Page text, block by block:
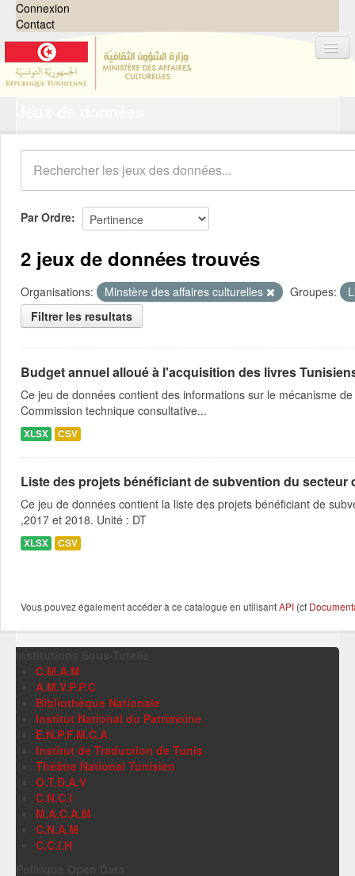
Connexion
Contact
Organisations
Groupes
Demandes 0
À propos
Par Ordre
2 jeux de données trouvés
Organisations: Minstère des affaires culturelles Groupes:
Filtrer les resultats
Budget annuel alloué à l'acquisition des livres
Ce jeu de données contient des informations sur le mécanisme
Commission technique consultative...
XLSX CSV
Liste des projets bénéficiant de subvention du secteur
Ce jeu de données contient la liste des projets bénéficiant de
,2017 et 2018. Unité : DT
XLSX CSV
Vous pouvez également accéder à ce catalogue en utilisantAPI (cf
C.M.A.M
A.M.V.P.P.C
Bibliothèque Nationale
Institut National du Patrimoine
E.N.P.F.M.C.A
Institut de Traduction de Tunis
Théâtre National Tunisien
O.T.D.A.V
C.N.C.I
M.A.C.A.M
C.N.A.M
C.C.I.H